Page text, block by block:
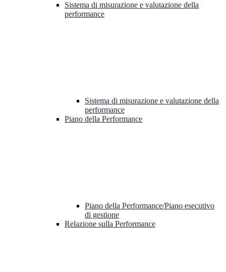
Sistema di misurazione e valutazione della
performance
Sistema di misurazione e valutazione della
performance
Piano della Performance
Piano della Performance/Piano esecutivo
di gestione
Relazione sulla Performance